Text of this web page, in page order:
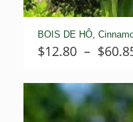
BOIS DE HÔ,
$12.80 – $